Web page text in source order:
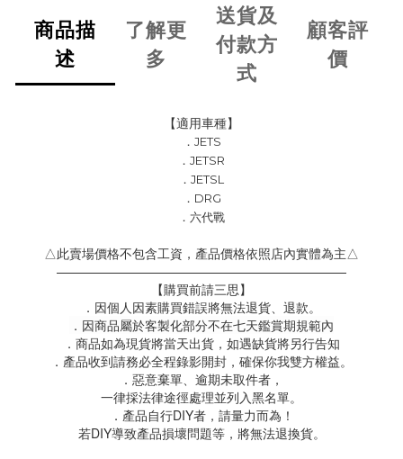
商品描
述
了解更
多
送貨及
付款方
式
顧客評
價
【適用車種】
．JETS
．JETSR
．JETSL
．DRG
．六代戰
△此賣場價格不包含工資，產品價格依照店內實體為主△
———————————————————————
【購買前請三思】
．因個人因素購買錯誤將無法退貨、退款。
．因商品屬於客製化部分不在七天鑑賞期規範內
．商品如為現貨將當天出貨，如遇缺貨將另行告知
．產品收到請務必全程錄影開封，確保你我雙方權益。
．惡意棄單、逾期未取件者，
一律採法律途徑處理並列入黑名單。
．產品自行DIY者，請量力而為！
若DIY導致產品損壞問題等，將無法退換貨。